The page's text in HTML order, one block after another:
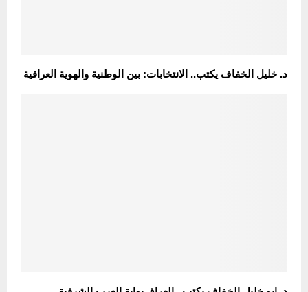
د. خليل الخفاف يكتب.. الانتخابات: بين الوطنية والهوية العراقية